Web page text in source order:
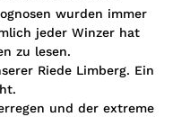
wurden immer
jeder Winzer hat
zu lesen.
Riede Limberg. Ein
und der extreme